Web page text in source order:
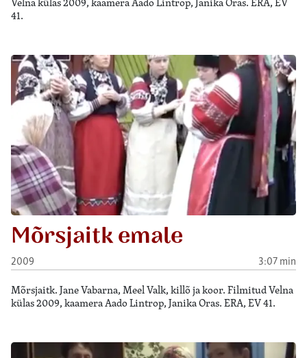
41.
Mõrsjaitk emale
2009 3:07 min
Mõrsjaitk. Jane Vabarna, Meel Valk, killõ ja koor. Filmitud Velna
külas 2009, kaamera Aado Lintrop, Janika Oras. ERA, EV 41.